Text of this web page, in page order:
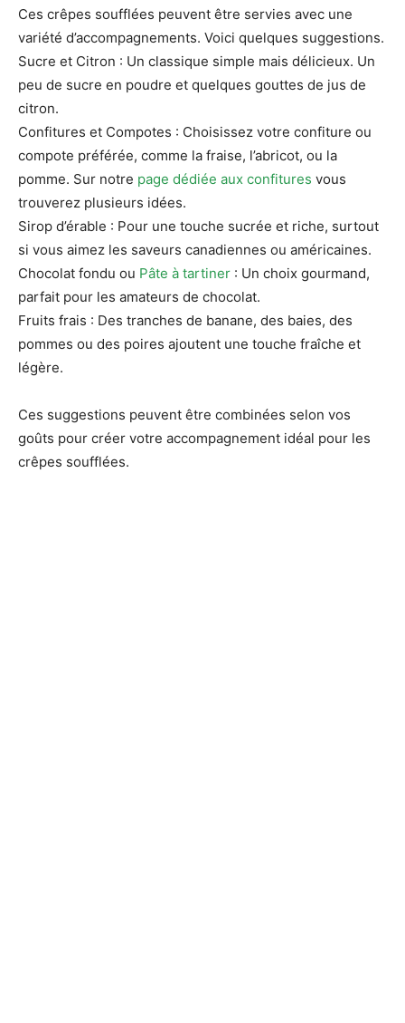
Ces crêpes soufflées peuvent être servies avec une
variété d’accompagnements. Voici quelques suggestions.
Sucre et Citron : Un classique simple mais délicieux. Un
peu de sucre en poudre et quelques gouttes de jus de
citron.
Confitures et Compotes : Choisissez votre confiture ou
compote préférée, comme la fraise, l’abricot, ou la
pomme. Sur notre page dédiée aux confitures vous
trouverez plusieurs idées.
Sirop d’érable : Pour une touche sucrée et riche, surtout
si vous aimez les saveurs canadiennes ou américaines.
Chocolat fondu ou Pâte à tartiner : Un choix gourmand,
parfait pour les amateurs de chocolat.
Fruits frais : Des tranches de banane, des baies, des
pommes ou des poires ajoutent une touche fraîche et
légère.
Ces suggestions peuvent être combinées selon vos
goûts pour créer votre accompagnement idéal pour les
crêpes soufflées.